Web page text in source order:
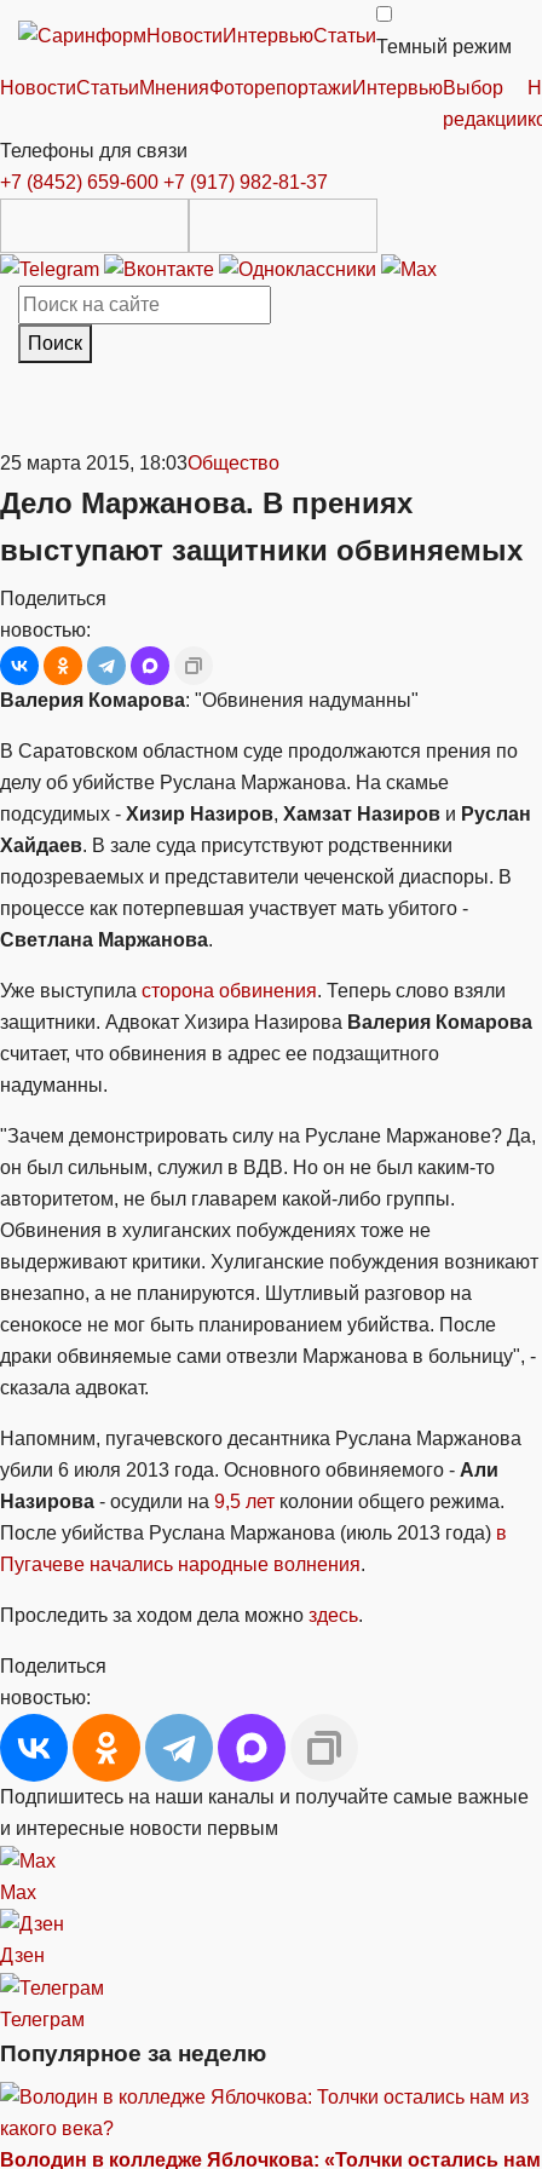
НовостиИнтервьюСтатьи
Темный режим
НовостиСтатьиМненияФоторепортажиИнтервьюВыбор
редакции
Телефоны для связи
+7 (8452) 659-600 +7 (917) 982-81-37
Поиск
25 марта 2015, 18:03Общество
Дело Маржанова. В прениях
выступают защитники обвиняемых
Поделиться
новостью:
Валерия Комарова: "Обвинения надуманны"
В Саратовском областном суде продолжаются прения по
делу об убийстве Руслана Маржанова. На скамье
подсудимых - Хизир Назиров, Хамзат Назиров и Руслан
Хайдаев. В зале суда присутствуют родственники
подозреваемых и представители чеченской диаспоры. В
процессе как потерпевшая участвует мать убитого -
Светлана Маржанова.
Уже выступила сторона обвинения. Теперь слово взяли
защитники. Адвокат Хизира Назирова Валерия Комарова
считает, что обвинения в адрес ее подзащитного
надуманны.
"Зачем демонстрировать силу на Руслане Маржанове? Да,
он был сильным, служил в ВДВ. Но он не был каким-то
авторитетом, не был главарем какой-либо группы.
Обвинения в хулиганских побуждениях тоже не
выдерживают критики. Хулиганские побуждения возникают
внезапно, а не планируются. Шутливый разговор на
сенокосе не мог быть планированием убийства. После
драки обвиняемые сами отвезли Маржанова в больницу", -
сказала адвокат.
Напомним, пугачевского десантника Руслана Маржанова
убили 6 июля 2013 года. Основного обвиняемого - Али
Назирова - осудили на 9,5 лет колонии общего режима.
После убийства Руслана Маржанова (июль 2013 года) в
Пугачеве начались народные волнения.
Проследить за ходом дела можно здесь.
Поделиться
новостью:
Подпишитесь на наши каналы и получайте самые важные
и интересные новости первым
Max
Дзен
Телеграм
Популярное за неделю
Володин в колледже Яблочкова: «Толчки остались нам